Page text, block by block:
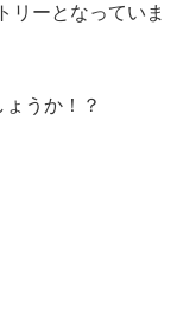
リーとなっていま
うか！？